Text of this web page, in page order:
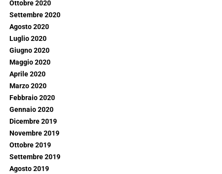
Ottobre 2020
Settembre 2020
Agosto 2020
Luglio 2020
Giugno 2020
Maggio 2020
Aprile 2020
Marzo 2020
Febbraio 2020
Gennaio 2020
Dicembre 2019
Novembre 2019
Ottobre 2019
Settembre 2019
Agosto 2019